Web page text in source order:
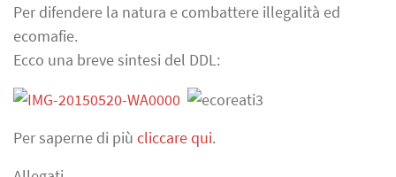
Per difendere la natura e combattere illegalità ed
ecomafie.
Ecco una breve sintesi del DDL:
Per saperne di più cliccare qui.